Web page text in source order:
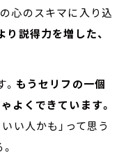
心のスキマに入り込
り説得力を増した、
もうセリフの一個
よくできています。
い人かも」って思う